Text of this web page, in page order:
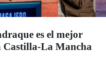
es el mejor
Castilla-La Mancha